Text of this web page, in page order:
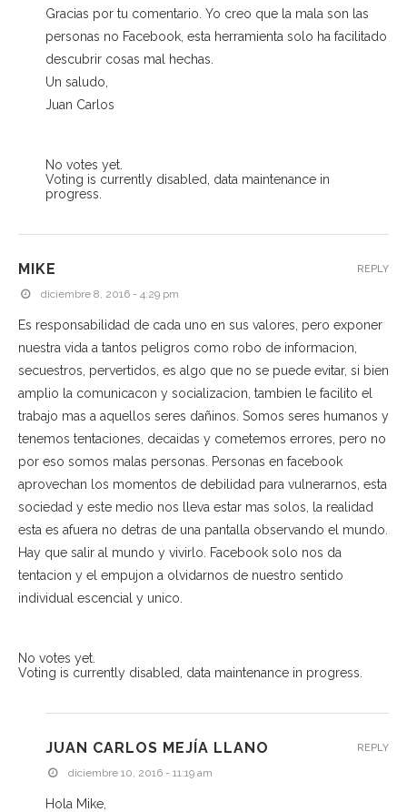
Gracias por tu comentario. Yo creo que la mala son las
personas no Facebook, esta herramienta solo ha facilitado
descubrir cosas mal hechas.
Un saludo,
Juan Carlos
No votes yet.
Voting is currently disabled, data maintenance in
progress.
MIKE
diciembre 8, 2016 - 4:29 pm
Es responsabilidad de cada uno en sus valores, pero exponer
nuestra vida a tantos peligros como robo de informacion,
secuestros, pervertidos, es algo que no se puede evitar, si bien
amplio la comunicacon y socializacion, tambien le facilito el
trabajo mas a aquellos seres dañinos. Somos seres humanos y
tenemos tentaciones, decaidas y cometemos errores, pero no
por eso somos malas personas. Personas en facebook
aprovechan los momentos de debilidad para vulnerarnos, esta
sociedad y este medio nos lleva estar mas solos, la realidad
esta es afuera no detras de una pantalla observando el mundo.
Hay que salir al mundo y vivirlo. Facebook solo nos da
tentacion y el empujon a olvidarnos de nuestro sentido
individual escencial y unico.
No votes yet.
Voting is currently disabled, data maintenance in progress.
REPLY
JUAN CARLOS MEJÍA LLANO
diciembre 10, 2016 - 11:19 am
Hola Mike,
REPLY